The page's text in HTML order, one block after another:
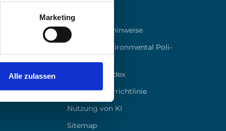
Marketing
Alle zulassen
Daten­schutz­hin­wei­se
Qua­li­ty & Envi­ron­men­tal Poli­
cy State­ment
Ver­hal­tens­ko­dex
Hin­weis­ge­ber­richt­li­nie
Nut­zung von KI
Site­map